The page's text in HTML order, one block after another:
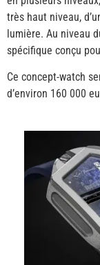
très haut niveau,
lumière. Au niveau
spécifique conçu
Ce concept-watch
d’environ 160 000